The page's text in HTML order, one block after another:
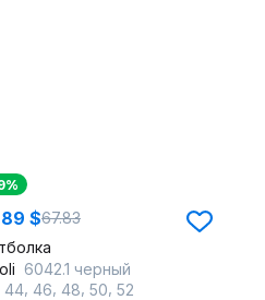
$67.83
6042.1 черный
44 46 48 50 52